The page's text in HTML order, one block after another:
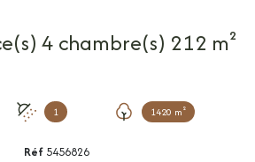
Maison 7 pièce(s) 4 chambre(s) 212 m²
1 1420 m²
Réf 5456826